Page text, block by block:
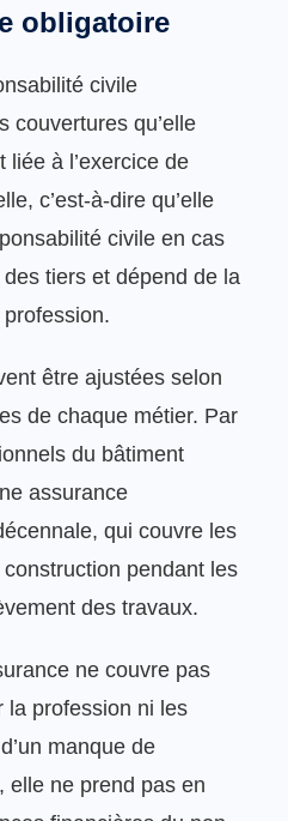
obligatoire
civile
couvertures qu’elle
liée à l’exercice de
c’est-à-dire qu’elle
civile en cas
tiers et dépend de la
être ajustées selon
de chaque métier. Par
du bâtiment
assurance
qui couvre les
pendant les
des travaux.
ne couvre pas
la profession ni les
manque de
elle ne prend pas en